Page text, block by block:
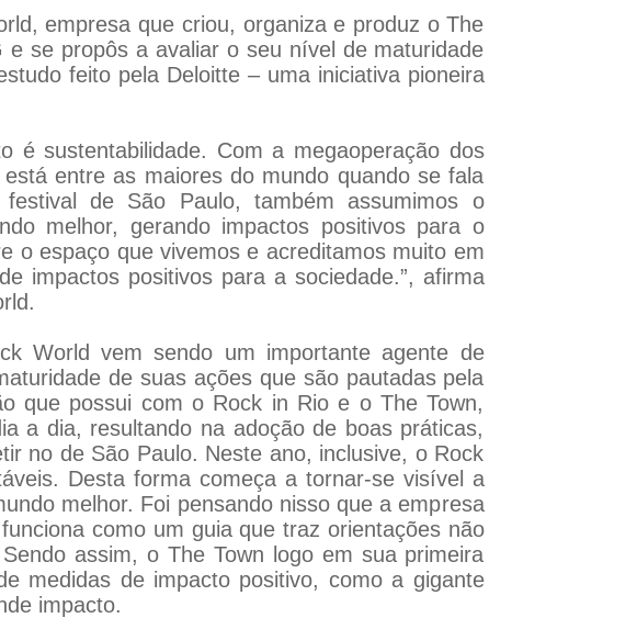
empresa que criou, organiza e produz o The
se propôs a avaliar o seu nível de maturidade
feito pela Deloitte – uma iniciativa pioneira
é sustentabilidade. Com a megaoperação dos
entre as maiores do mundo quando se fala
de São Paulo, também assumimos o
melhor, gerando impactos positivos para o
o espaço que vivemos e acreditamos muito em
impactos positivos para a sociedade.”, afirma
World vem sendo um importante agente de
de suas ações que são pautadas pela
que possui com o Rock in Rio e o The Town,
a dia, resultando na adoção de boas práticas,
no de São Paulo. Neste ano, inclusive, o Rock
Desta forma começa a tornar-se visível a
melhor. Foi pensando nisso que a empresa
como um guia que traz orientações não
assim, o The Town logo em sua primeira
medidas de impacto positivo, como a gigante
impacto.